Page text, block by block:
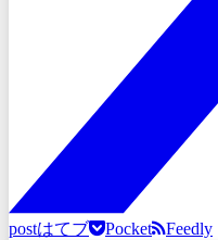
postはてブ Pocket
Feedly